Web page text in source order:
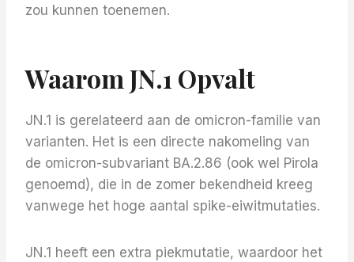
zou kunnen toenemen.
Waarom JN.1 Opvalt
JN.1 is gerelateerd aan de omicron-familie van
varianten. Het is een directe nakomeling van
de omicron-subvariant BA.2.86 (ook wel Pirola
genoemd), die in de zomer bekendheid kreeg
vanwege het hoge aantal spike-eiwitmutaties.
JN.1 heeft een extra piekmutatie, waardoor het